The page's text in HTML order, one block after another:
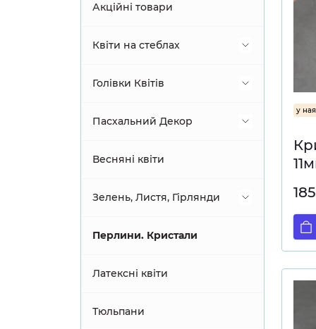
Акційні товари
Квіти на стеблах
Троянди
Інші квіти
Гіпсофіла
Дельфініум, Матіола
Сакура, Бугенвілія
Орхідеї
Ампельні квіти
Голівки Квітів
Протеї
Троянди
Інші квіти
Гортензії
Хризантеми, Жоржини
Ранункулюси, Анемони
Пасхальний Декор
Статуетки, фігурки
Декоративні яйця
Кошики, кашпо
Інший пасхальний декор
Весняні квіти
Зелень, Листя, Гірлянди
Ампельна зелень, Гірлянди
Віночки
Зелень гілкою
Перлини. Кристали
Латексні квіти
Тюльпани
у